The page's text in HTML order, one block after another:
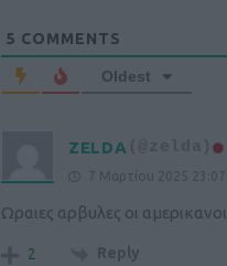
5 COMMENTS
Oldest
ZELDA (@zelda)
7 Μαρτίου 2025 23:07
Ωραιες αρβυλες οι
2 Reply